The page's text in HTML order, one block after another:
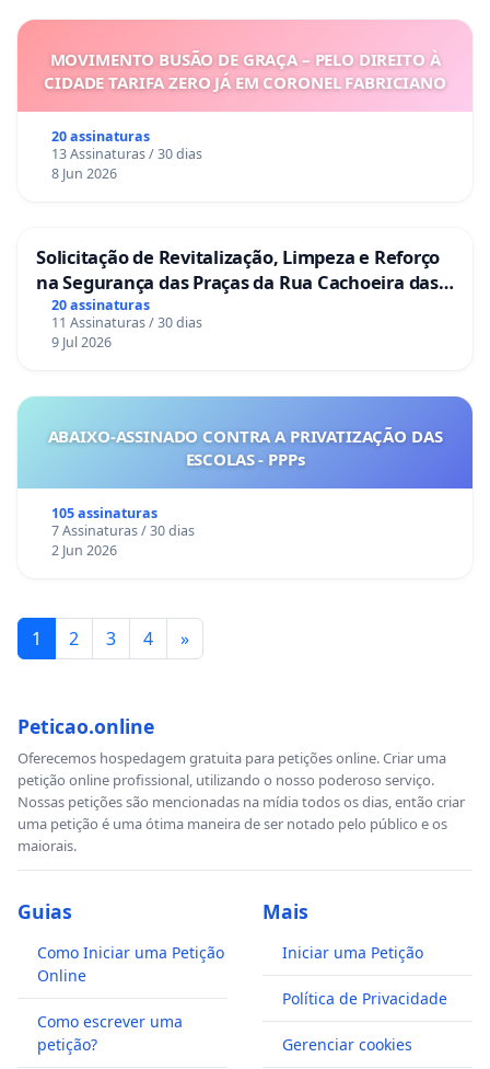
MOVIMENTO BUSÃO DE GRAÇA – PELO DIREITO À
CIDADE TARIFA ZERO JÁ EM CORONEL FABRICIANO
20 assinaturas
13 Assinaturas / 30 dias
8 Jun 2026
Solicitação de Revitalização, Limpeza e Reforço
na Segurança das Praças da Rua Cachoeira das
Sete Ilhas
20 assinaturas
11 Assinaturas / 30 dias
9 Jul 2026
ABAIXO-ASSINADO CONTRA A PRIVATIZAÇÃO DAS
ESCOLAS - PPPs
105 assinaturas
7 Assinaturas / 30 dias
2 Jun 2026
1 2 3 4 »
Peticao.online
Oferecemos hospedagem gratuita para petições online. Criar uma
petição online profissional, utilizando o nosso poderoso serviço.
Nossas petições são mencionadas na mídia todos os dias, então criar
uma petição é uma ótima maneira de ser notado pelo público e os
maiorais.
Guias
Como Iniciar uma Petição
Online
Como escrever uma
petição?
Mais
Iniciar uma Petição
Política de Privacidade
Gerenciar cookies